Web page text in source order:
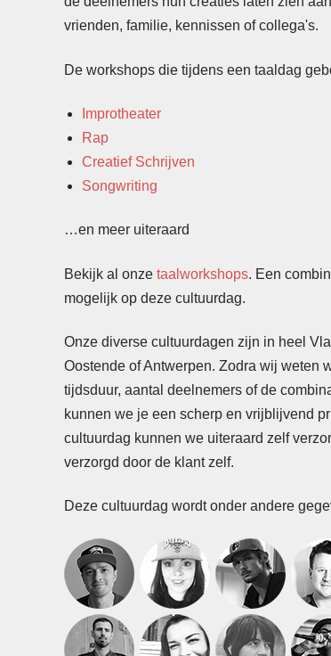
vrienden, familie, kennissen of collega's.
De workshops die tijdens een taaldag
Improtheater
Rap
Creatief Schrijven
Songwriting
…en meer uiteraard
Bekijk al onze taalworkshops. Een
mogelijk op deze cultuurdag.
Onze diverse cultuurdagen zijn in heel
Oostende of Antwerpen. Zodra wij weten
tijdsduur, aantal deelnemers of de
kunnen we je een scherp en vrijblijvend
cultuurdag kunnen we uiteraard zelf
verzorgd door de klant zelf.
Deze cultuurdag wordt onder andere